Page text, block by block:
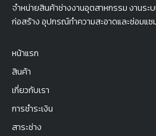
จำหน่ายสินค้าช่างงานอุตสาหกรรม งานระ
ก่อสร้าง อุปกรณ์ทำความสะอาดและซ่อมแซ
หน้าแรก
สินค้า
เกี่ยวกับเรา
การชำระเงิน
สาระช่าง